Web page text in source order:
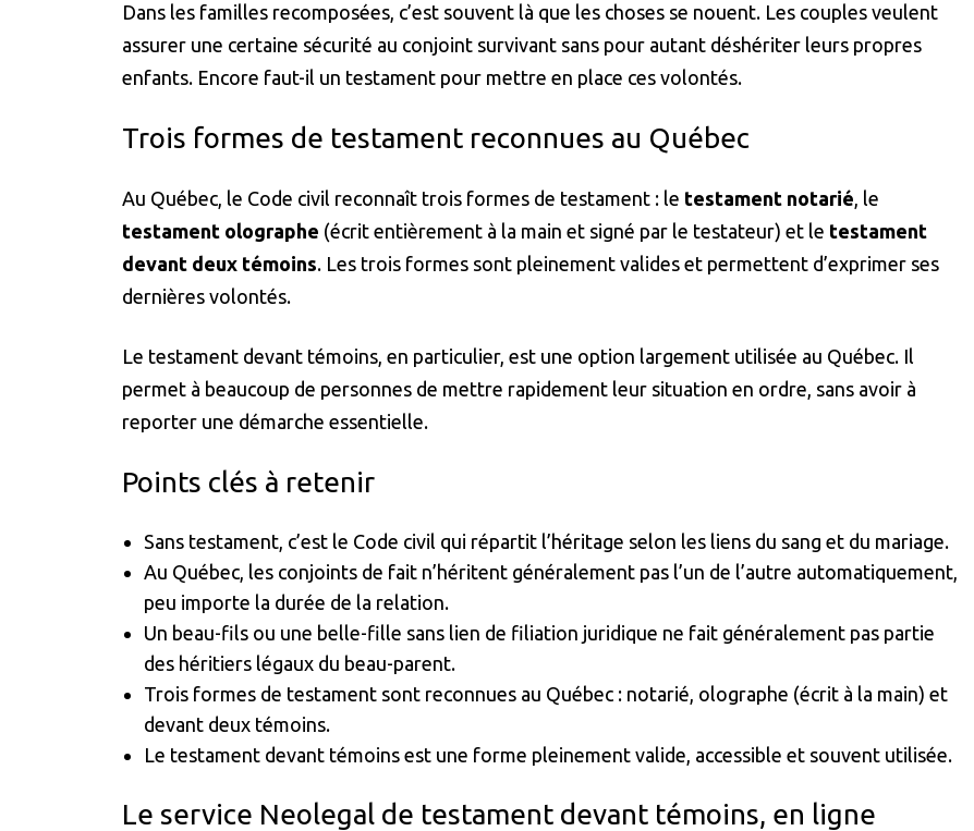
Dans les familles recomposées, c’est souvent là que les choses se nouent. Les couples veulent
assurer une certaine sécurité au conjoint survivant sans pour autant déshériter leurs propres
enfants. Encore faut-il un testament pour mettre en place ces volontés.
Trois formes de testament reconnues au Québec
Au Québec, le Code civil reconnaît trois formes de testament : le testament notarié, le
testament olographe (écrit entièrement à la main et signé par le testateur) et le testament
devant deux témoins. Les trois formes sont pleinement valides et permettent d’exprimer ses
dernières volontés.
Le testament devant témoins, en particulier, est une option largement utilisée au Québec. Il
permet à beaucoup de personnes de mettre rapidement leur situation en ordre, sans avoir à
reporter une démarche essentielle.
Points clés à retenir
Sans testament, c’est le Code civil qui répartit l’héritage selon les liens du sang et du mariage.
Au Québec, les conjoints de fait n’héritent généralement pas l’un de l’autre automatiquement,
peu importe la durée de la relation.
Un beau-fils ou une belle-fille sans lien de filiation juridique ne fait généralement pas partie
des héritiers légaux du beau-parent.
Trois formes de testament sont reconnues au Québec : notarié, olographe (écrit à la main) et
devant deux témoins.
Le testament devant témoins est une forme pleinement valide, accessible et souvent utilisée.
Le service Neolegal de testament devant témoins, en ligne